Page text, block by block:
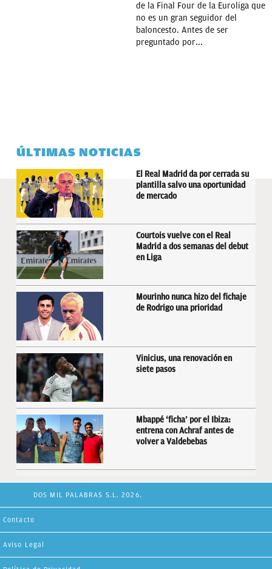
de la Final Four de la Euroliga que
no es un gran seguidor del
baloncesto. Antes de ser
preguntado por...
ÚLTIMAS NOTICIAS
El Real Madrid da por cerrada su
plantilla salvo una oportunidad
de mercado
Courtois vuelve con el Real
Madrid a dos semanas del debut
en Liga
Mourinho nunca hizo del fichaje
de Rodrigo una prioridad
Vinicius, una renovación en
siete pasos
Mbappé ‘ficha’ por el Ibiza:
entrena con Achraf antes de
volver a Valdebebas
DOS MIL PALABRAS S.L. 2026.
Contacto
Aviso Legal